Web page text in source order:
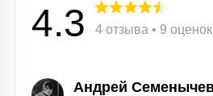
4.3 4 отзыва • 9 оценок
Андрей